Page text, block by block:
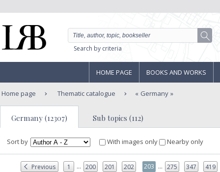
Search by criteria
HOME PAGE BOOKS AND WORKS
Home page Thematic catalogue Germany
Germany (12307) Sub topics (112)
Sort by With images only Nearby only
Previous 1 ... 200 201 202 203 ... 275 347 419